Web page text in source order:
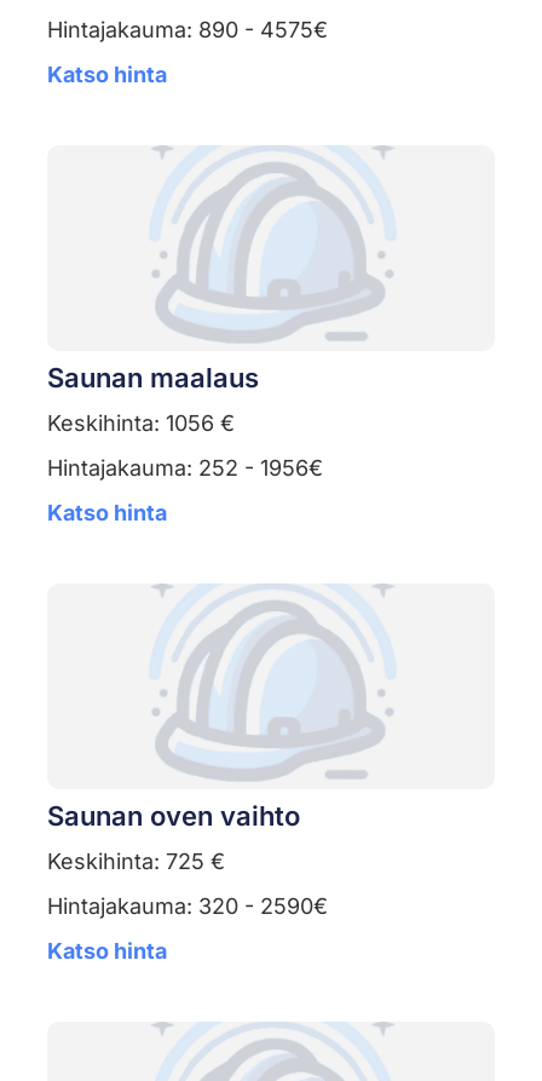
Hintajakauma: 890 - 4575€
Katso hinta
Saunan maalaus
Keskihinta: 1056 €
Hintajakauma: 252 - 1956€
Katso hinta
Saunan oven vaihto
Keskihinta: 725 €
Hintajakauma: 320 - 2590€
Katso hinta